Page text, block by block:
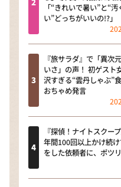
ぺこぱのまるスポ
「“きれいで暑い”と“
い”どっちがいいの!?」
『旅サラダ』で「異次
いさ」の声！ 初ゲスト
沢すぎる“雲丹しゃぶ”
おちゃめ発言
『探偵！ナイトスクー
年間100回以上かけ続
をした依頼者に、ポツ